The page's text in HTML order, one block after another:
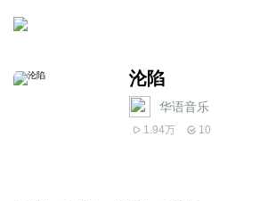
沦陷
华语音乐
1.94万 10